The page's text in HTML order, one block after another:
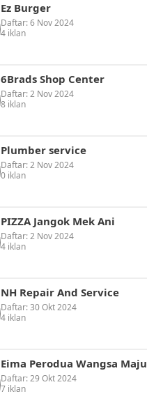
Ez Burger
Daftar: 6 Nov 2024
4 iklan
6Brads Shop Center
Daftar: 2 Nov 2024
8 iklan
Plumber service
Daftar: 2 Nov 2024
0 iklan
PIZZA Jangok Mek Ani
Daftar: 2 Nov 2024
4 iklan
NH Repair And Service
Daftar: 30 Okt 2024
4 iklan
Eima Perodua Wangsa Maju
Daftar: 29 Okt 2024
7 iklan